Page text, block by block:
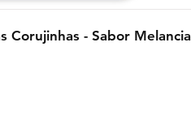
Corujinhas - Sabor Melancia